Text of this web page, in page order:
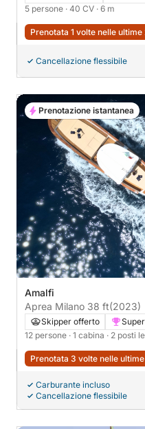
5 persone · 40 CV · 6 m
Prenotata 1 volte nelle ultime
Cancellazione flessibile
Amalfi
Aprea Milano 38 ft(2023)
Skipper offerto
12 persone · 1 cabina · 2 posti
Prenotata 3 volte nelle
Carburante incluso
Cancellazione flessibile
Prenotazione istantanea